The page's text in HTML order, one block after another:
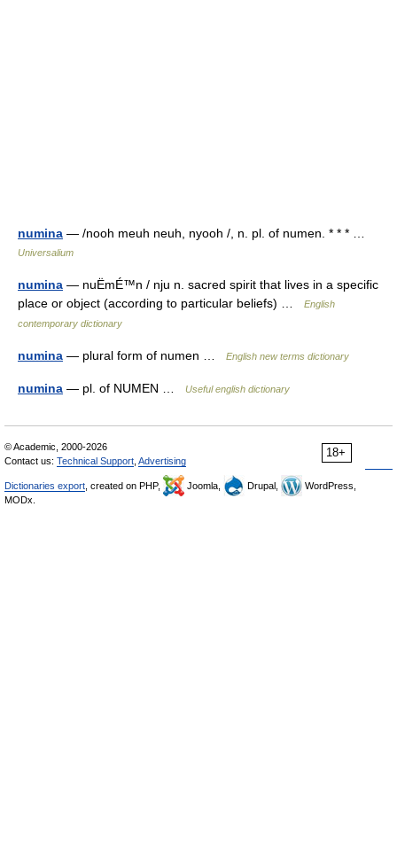
numina — /nooh meuh neuh, nyooh /, n. pl. of numen. * * * …
Universalium
numina — nuËmÉ™n / nju n. sacred spirit that lives in a specific
place or object (according to particular beliefs) …
English
contemporary dictionary
numina — plural form of numen … English new terms dictionary
numina — pl. of NUMEN … Useful english dictionary
18+
© Academic, 2000-2026
Contact us: Technical Support Advertising
Dictionaries export , created on PHP, Joomla, Drupal,
WordPress,
MODx.